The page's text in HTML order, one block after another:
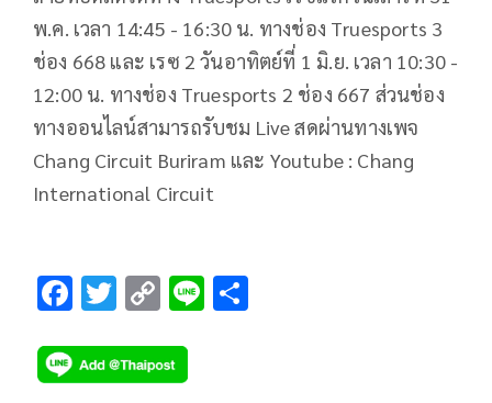
พ.ค. เวลา 14:45 - 16:30 น. ทางช่อง Truesports 3
ช่อง 668 และ เรซ 2 วันอาทิตย์ที่ 1 มิ.ย. เวลา 10:30 -
12:00 น. ทางช่อง Truesports 2 ช่อง 667 ส่วนช่อง
ทางออนไลน์สามารถรับชม Live สดผ่านทางเพจ
Chang Circuit Buriram และ Youtube : Chang
International Circuit
F
e
T
tt
C
p
Li